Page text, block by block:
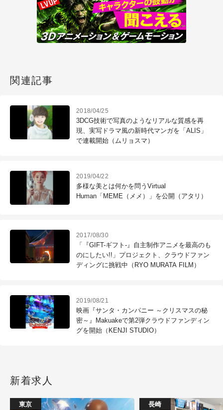
関連記事
2018/04/25
3DCG技術で写真のようなリアルな質感を再
現、実写ドラマ風の新時代マンガを「ALIS」
で連載開始（ムリョスマ）
2019/04/22
多様な美とは何かを問うVirtual
Human「MEME（メメ）」を公開（アタリ）
2017/08/30
「『GIFT-ギフト-』自主制作アニメを最高のも
のにしたい!!」プロジェクト、クラウドファン
ディングに挑戦中（RYO MURATA FILM）
2019/08/21
映画『サンタ・カンパニー ～クリスマスの秘
密～』Makuakeで第2弾クラウドファンディン
グを開始（KENJI STUDIO）
新着求人
東京 長崎